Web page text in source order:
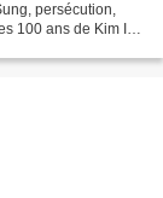
persécution,
100 ans de Kim Il-